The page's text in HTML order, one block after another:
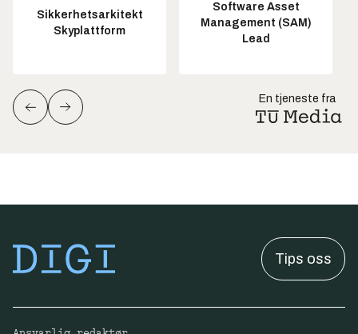
Sikkerhetsarkitekt
Skyplattform
Software Asset
Management (SAM)
Lead
En tjeneste fra
Tips oss